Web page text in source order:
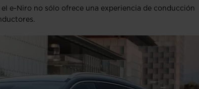
el e-Niro no sólo ofrece una experiencia de conducción